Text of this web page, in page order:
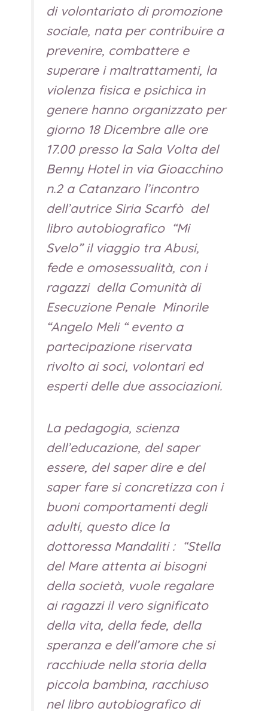
di volontariato di promozione
sociale, nata per contribuire a
prevenire, combattere e
superare i maltrattamenti, la
violenza fisica e psichica in
genere hanno organizzato per
giorno 18 Dicembre alle ore
17.00 presso la Sala Volta del
Benny Hotel in via Gioacchino
n.2 a Catanzaro l’incontro
dell’autrice Siria Scarfò del
libro autobiografico “Mi
Svelo” il viaggio tra Abusi,
fede e omosessualità, con i
ragazzi della Comunità di
Esecuzione Penale Minorile
“Angelo Meli “ evento a
partecipazione riservata
rivolto ai soci, volontari ed
esperti delle due associazioni.
La pedagogia, scienza
dell’educazione, del saper
essere, del saper dire e del
saper fare si concretizza con i
buoni comportamenti degli
adulti, questo dice la
dottoressa Mandaliti : “Stella
del Mare attenta ai bisogni
della società, vuole regalare
ai ragazzi il vero significato
della vita, della fede, della
speranza e dell’amore che si
racchiude nella storia della
piccola bambina, racchiuso
nel libro autobiografico di